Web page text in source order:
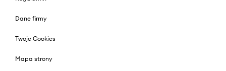
Dane firmy
Twoje Cookies
Mapa strony